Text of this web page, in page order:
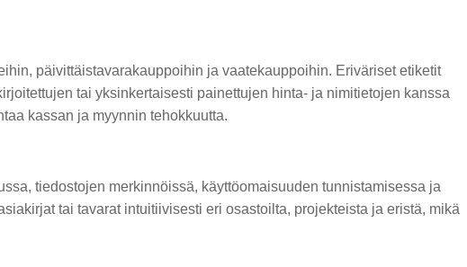
päivittäistavarakauppoihin ja vaatekauppoihin. Eriväriset etiketit
tai yksinkertaisesti painettujen hinta- ja nimitietojen kanssa
kassan ja myynnin tehokkuutta.
tiedostojen merkinnöissä, käyttöomaisuuden tunnistamisessa ja
tai tavarat intuitiivisesti eri osastoilta, projekteista ja eristä, mikä